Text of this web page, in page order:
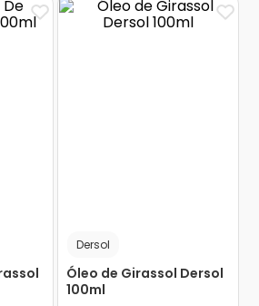
Dersol
Óleo de Girassol Dersol
100ml